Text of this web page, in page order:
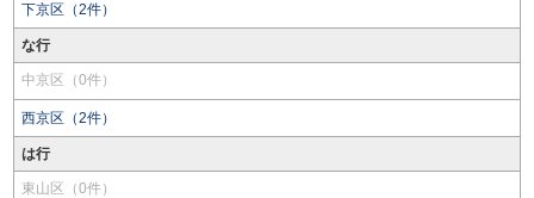
下京区（2件）
な行
中京区（0件）
西京区（2件）
は行
東山区（0件）